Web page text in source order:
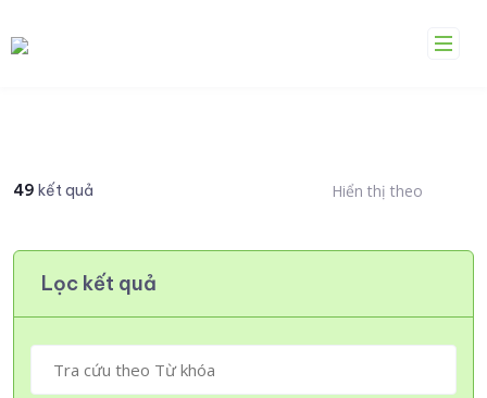
to
49 kết quả Hiển thị theo
Lọc kết quả